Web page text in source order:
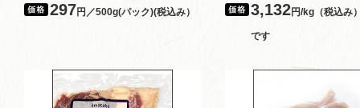
297円／500g(パック)(税込み） 3,132円/kg（税込み
です